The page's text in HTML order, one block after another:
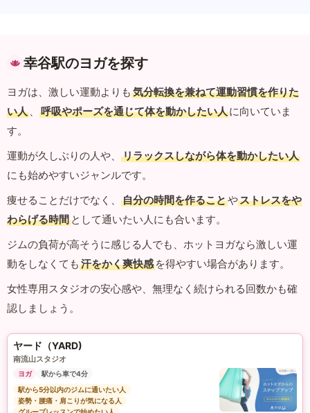
幸谷駅のヨガを探す
ヨガは、激しい運動よりも 気分転換を兼ねて運動習慣を作りた
い人 、 呼吸やポーズを通じて体を動かしたい人に向いていま
す。
運動が久しぶりの人や、
リラックスしながら体を動かしたい人
にも始めやすいジャンルです。
痩せることだけでなく、
自分の時間を作ることやストレスをや
わらげる時間 として通いたい人にも合います。
ジムの負荷が高そうに感じる人でも、ホットヨガなら激しい運
動をしなくても 汗をかく爽快感 を得やすい場合があります。
女性専用スタジオの安心感や、無理なく続けられる回数かも確
認しましょう。
ヤード（YARD)
南流山スタジオ
ヨガ
駅から車で4分
駅から5分以内のジムに通いたい人
姿勢・腰痛・肩こりが気になる人